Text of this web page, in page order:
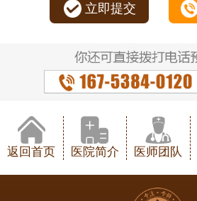
立即提交
返回首页 医院简介 医师团队